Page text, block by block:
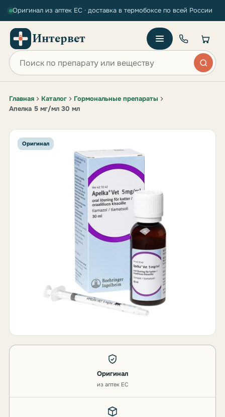
Оригинал из аптек ЕС · доставка в термобоксе по всей России
Интервет
Поиск по сайту
Главная Каталог
Гормональные препараты
Апелка 5 мг/мл 30 мл
Оригинал
Оригинал
из аптек ЕС